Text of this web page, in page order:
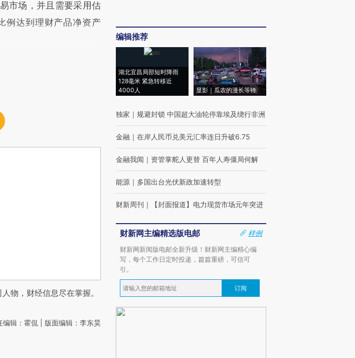
市场，并且需要采用估
例达到理财产品净资产
物，财经信息尽在掌握。
编辑：霍侃 | 版面编辑：李东昊
编辑推荐
湖北宜昌局部短时降雨
128毫米 紧急转移近
4000人
显影｜瓜农的漫长等待
独家 ｜ 规避封锁 中国超大油轮停靠埃及绕行非洲
金融 ｜ 在岸人民币兑美元汇率连日升破6.75
金融我闻 ｜ 资管掌舵人更替 百年人寿僵局何解
能源 ｜ 多国出台光伏新政加速转型
财新周刊 ｜ 【封面报道】电力现货市场元年突进
财新网主编精选版电邮
样例
财新网新闻版电邮全新升级！财新网主编精心编
写，每个工作日定时投递，篇篇重磅，可信可
引。
订阅